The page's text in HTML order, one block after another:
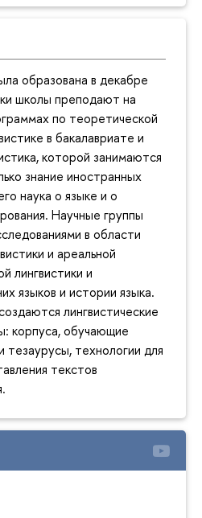
образована в декабре
школы преподают на
по теоретической
в бакалавриате и
которой занимаются
знание иностранных
наука о языке и о
Научные группы
в области
и ареальной
лингвистики и
языков и истории языка.
лингвистические
корпуса, обучающие
технологии для
текстов